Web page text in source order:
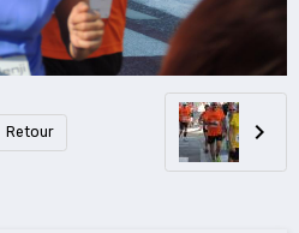
Retour